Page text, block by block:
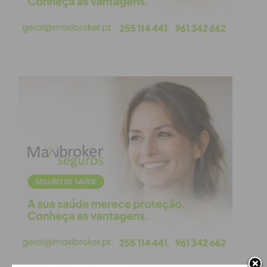
Leia o comunicado da Câmara Municipal de
Paços de Ferreira na íntegra aqui.
vereadores eleitos pelo partido, que votaram
negativamente à proposta apresentada.
Em comunicado, os sociais-democratas justificaram
que os vereadores eleitos votaram contra a
proposta de rescisão. Para o PSD de Paços de
Ferreira, a votação não podia ser outra por
considerar que a proposta apresentada é um
verdadeiro ‘tiro no escuro’ e com consequências
financeiras imprevisíveis, cuja dimensão pode
hipotecar de forma irreversível o futuro do nosso